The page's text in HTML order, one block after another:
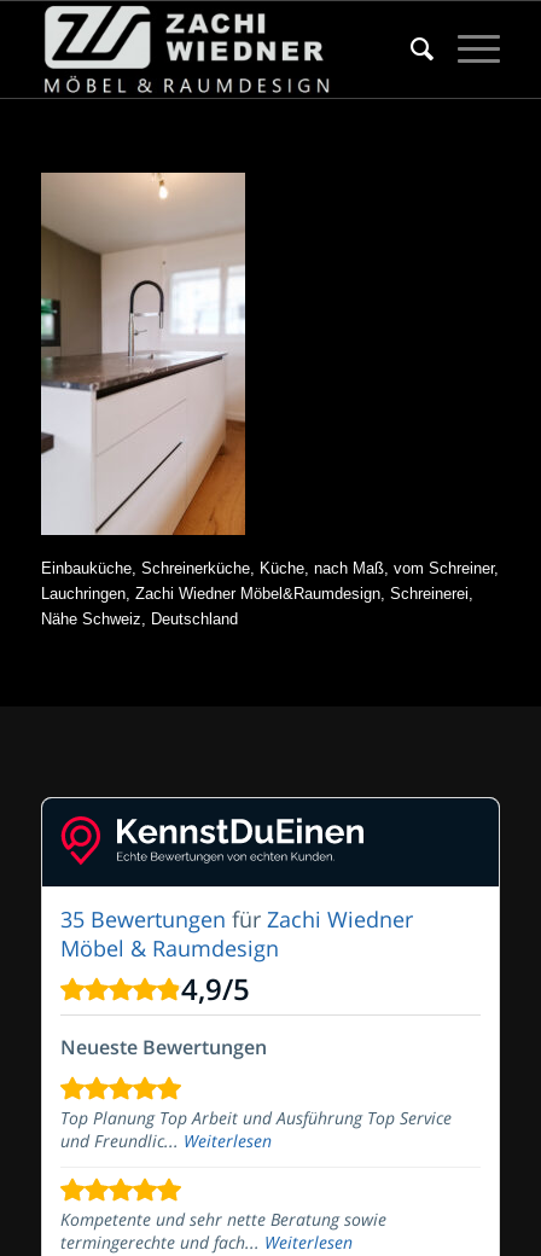
Einbauküche, Schreinerküche, Küche, nach Maß, vom Schreiner,
Lauchringen, Zachi Wiedner Möbel&Raumdesign, Schreinerei,
Nähe Schweiz, Deutschland
35 Bewertungen für Zachi Wiedner
Möbel & Raumdesign
4,9/5
Neueste Bewertungen
Top Planung Top Arbeit und Ausführung Top Service
und Freundlic... Weiterlesen
Kompetente und sehr nette Beratung sowie
termingerechte und fach... Weiterlesen